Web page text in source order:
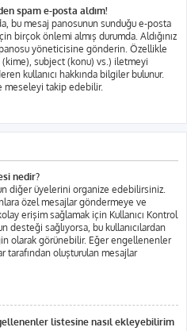
spam e-posta aldım!
bu mesaj panosunun sunduğu e-posta
birçok önlemi almış durumda. Aldığınız
yöneticisine gönderin. Özellikle
(kime), subject (konu) vs.) iletmeyi
kullanıcı hakkında bilgiler bulunur.
meseleyi takip edebilir.
nedir?
diğer üyelerini organize edebilirsiniz.
özel mesajlar göndermeye ve
erişim sağlamak için Kullanıcı Kontrol
desteği sağlıyorsa, bu kullanıcılardan
olarak görünebilir. Eğer engellenenler
tarafından oluşturulan mesajlar
listesine nasıl ekleyebilirim